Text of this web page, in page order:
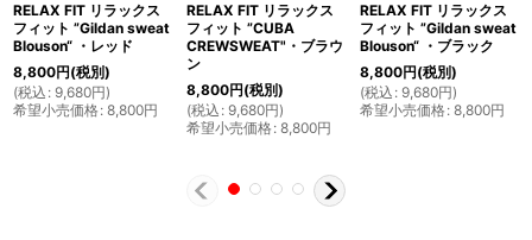
RELAX FIT リラックス
フィット ”Gildan sweat
Blouson“ ・レッド
8,800円(税別)
(税込 : 9,680円)
希望小売価格: 8,800円
RELAX FIT リラックス
フィット ”CUBA
CREWSWEAT"・ブラウ
ン
8,800円(税別)
(税込 : 9,680円)
希望小売価格: 8,800円
RELAX FIT リラックス
フィット ”Gildan sweat
Blouson“ ・ブラック
8,800円(税別)
(税込 : 9,680円)
希望小売価格: 8,800円